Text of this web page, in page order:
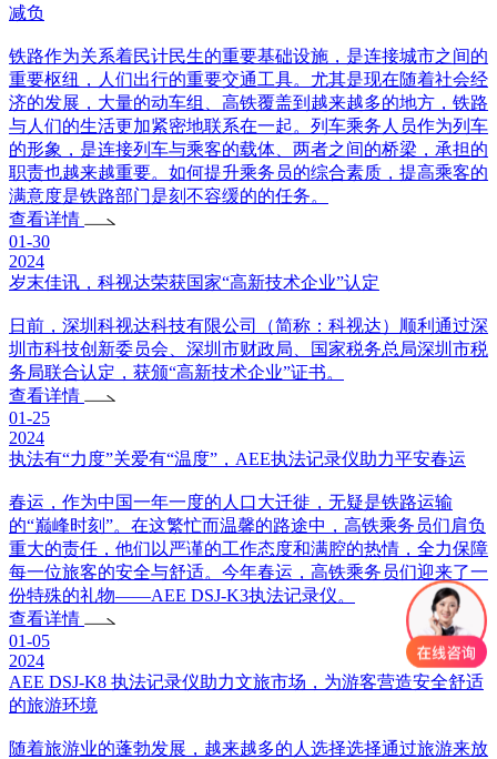
减负
铁路作为关系着民计民生的重要基础设施，是连接城市之间的
重要枢纽，人们出行的重要交通工具。尤其是现在随着社会经
济的发展，大量的动车组、高铁覆盖到越来越多的地方，铁路
与人们的生活更加紧密地联系在一起。列车乘务人员作为列车
的形象，是连接列车与乘客的载体、两者之间的桥梁，承担的
职责也越来越重要。如何提升乘务员的综合素质，提高乘客的
满意度是铁路部门是刻不容缓的的任务。
查看详情
01-30
2024
岁末佳讯，科视达荣获国家“高新技术企业”认定
日前，深圳科视达科技有限公司（简称：科视达）顺利通过深
圳市科技创新委员会、深圳市财政局、国家税务总局深圳市税
务局联合认定，获颁“高新技术企业”证书。
查看详情
01-25
2024
执法有“力度”关爱有“温度”，AEE执法记录仪助力平安春运
春运，作为中国一年一度的人口大迁徙，无疑是铁路运输
的“巅峰时刻”。在这繁忙而温馨的路途中，高铁乘务员们肩负
重大的责任，他们以严谨的工作态度和满腔的热情，全力保障
每一位旅客的安全与舒适。今年春运，高铁乘务员们迎来了一
份特殊的礼物——AEE DSJ-K3执法记录仪。
查看详情
01-05
2024
AEE DSJ-K8 执法记录仪助力文旅市场，为游客营造安全舒适
的旅游环境
随着旅游业的蓬勃发展，越来越多的人选择选择通过旅游来放